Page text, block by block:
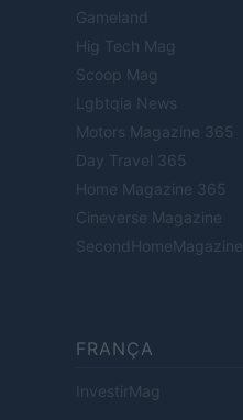
Gameland
Hig Tech Mag
Scoop Mag
Lgbtqia News
Motors Magazine 365
Day Travel 365
Home Magazine 365
Cineverse Magazine
SecondHomeMagazine
FRANÇA
InvestirMag